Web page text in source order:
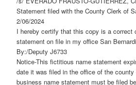
Statement filed with the County Clerk of
2/06/2024
I hereby certify that this copy is a correct
statement on file in my office San
By:/Deputy J6733
Notice-This fictitious name statement
date it was filed in the office of the
business name statement must be filed